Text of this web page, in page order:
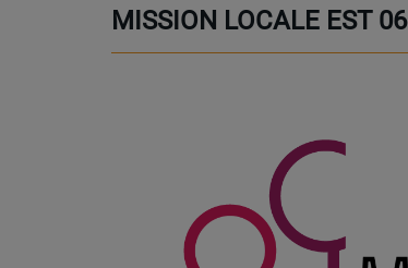
TÉLÉCHARGER L'APPLICATION.
MISSION LOCALE EST 06